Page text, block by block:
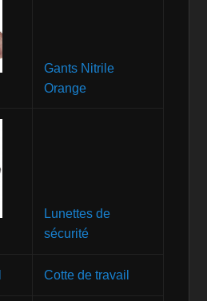
Gants Nitrile
Orange
Lunettes de
sécurité
Cotte de travail